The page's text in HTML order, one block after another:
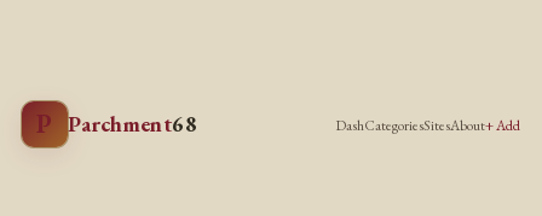
P Parchment68 DashCategoriesSitesAbout+ Add